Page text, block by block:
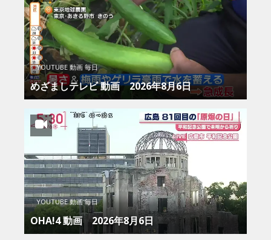
YOUTUBE 動画 毎日
めざましテレビ 動画 2026年8月6日
YOUTUBE 動画 毎日
OHA!4 動画 2026年8月6日